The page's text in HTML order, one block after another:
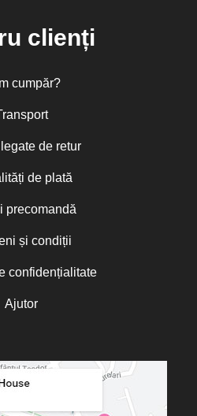
clienți
cumpăr?
de retur
de plată
precomandă
și condiții
confidențialitate
Ajutor